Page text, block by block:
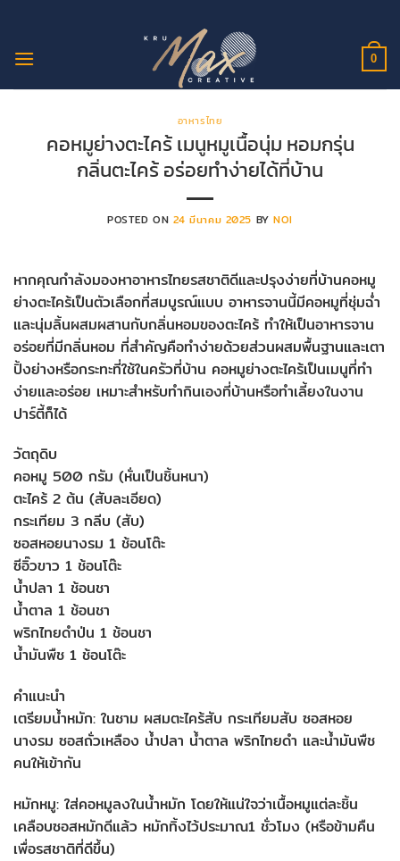
ยัง
0
อาหารไทย
คอหมูย่างตะไคร้ เมนูหมูเนื้อนุ่ม หอมกรุ่น
กลิ่นตะไคร้ อร่อยทำง่ายได้ที่บ้าน
POSTED ON 24 มีนาคม 2025 BYNOI
หากคุณกำลังมองหาอาหารไทยรสชาติดีและปรุงง่ายที่บ้านคอหมู
ย่างตะไคร้เป็นตัวเลือกที่สมบูรณ์แบบ อาหารจานนี้มีคอหมูที่ชุ่มฉ่ำ
และนุ่มลิ้นผสมผสานกับกลิ่นหอมของตะไคร้ ทำให้เป็นอาหารจาน
อร่อยที่มีกลิ่นหอม ที่สำคัญคือทำง่ายด้วยส่วนผสมพื้นฐานและเตา
ปิ้งย่างหรือกระทะที่ใช้ในครัวที่บ้าน คอหมูย่างตะไคร้เป็นเมนูที่ทำ
ง่ายและอร่อย เหมาะสำหรับทำกินเองที่บ้านหรือทำเลี้ยงในงาน
ปาร์ตี้ก็ได้
วัตถุดิบ
คอหมู 500 กรัม (หั่นเป็นชิ้นหนา)
ตะไคร้ 2 ต้น (สับละเอียด)
กระเทียม 3 กลีบ (สับ)
ซอสหอยนางรม 1 ช้อนโต๊ะ
ซีอิ๊วขาว 1 ช้อนโต๊ะ
น้ำปลา 1 ช้อนชา
น้ำตาล 1 ช้อนชา
พริกไทยดำป่น 1 ช้อนชา
น้ำมันพืช 1 ช้อนโต๊ะ
คำแนะนำ
เตรียมน้ำหมัก: ในชาม ผสมตะไคร้สับ กระเทียมสับ ซอสหอย
นางรม ซอสถั่วเหลือง น้ำปลา น้ำตาล พริกไทยดำ และน้ำมันพืช
คนให้เข้ากัน
หมักหมู: ใส่คอหมูลงในน้ำหมัก โดยให้แน่ใจว่าเนื้อหมูแต่ละชิ้น
เคลือบซอสหมักดีแล้ว หมักทิ้งไว้ประมาณ1 ชั่วโมง (หรือข้ามคืน
เพื่อรสชาติที่ดีขึ้น)